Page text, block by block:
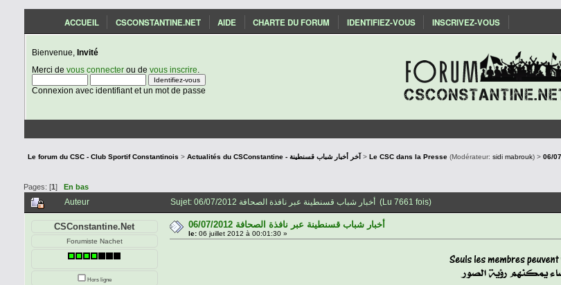
ACCUEIL CSCONSTANTINE.NET AIDE CHARTE DU FORUM IDENTIFIEZ-VOUS INSCRIVEZ-VOUS
Bienvenue, Invité
Merci de vous connecterou de vous inscrire
Connexion avec identifiant et un mot de passe
Le forum du CSC - Club Sportif Constantinois > Actualités du CSConstantine - آخر أخبار شباب قسنطينة >Le CSC dans la Presse (Modérateur:sidi mabrouk) >
Pages: [1] En bas
Auteur Sujet: أخبار شباب قسنطينة عبر نافذة الصحافة 06/07/2012 (Lu 7661 fois)
CSConstantine.Net
Forumiste Nachet
Hors ligne
أخبار شباب قسنطينة عبر نافذة الصحافة 06/07/2012
le:06 juillet 2012 à 00:01:30 »